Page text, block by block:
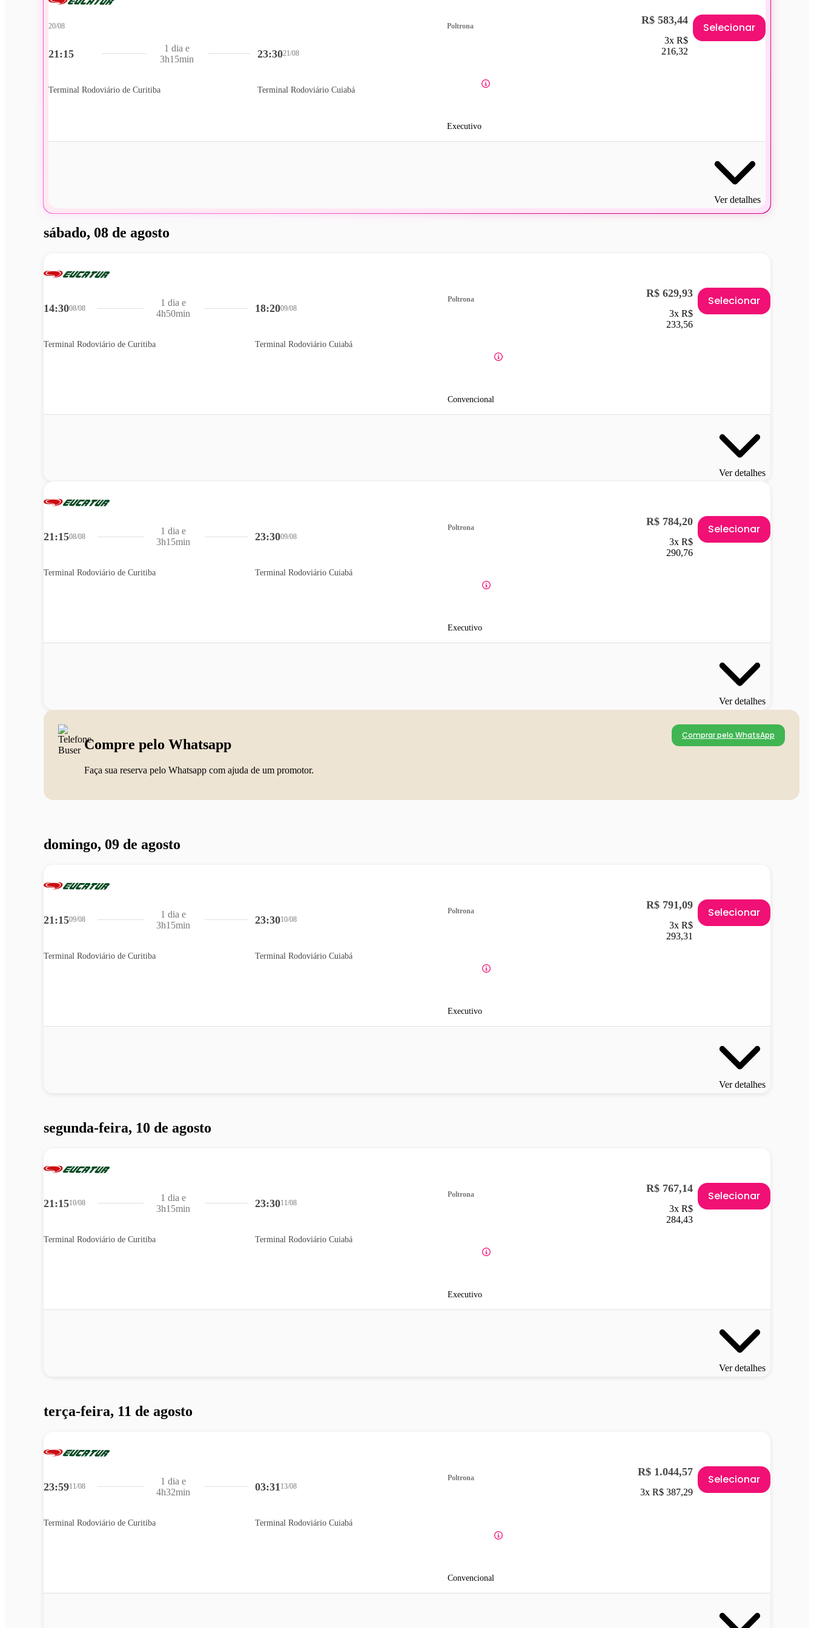
21:15
20/08
Terminal Rodoviário de Curitiba
23:3021/08
Terminal Rodoviário Cuiabá
1 dia e
3h15min
Poltrona
Executivo
R$ 583,44
3x R$
216,32
Selecionar
Ver detalhes
sábado, 08 de agosto
14:3008/08
Terminal Rodoviário de Curitiba
18:2009/08
Terminal Rodoviário Cuiabá
1 dia e
4h50min
Poltrona
Convencional
R$ 629,93
3x R$
233,56
Selecionar
Ver detalhes
21:1508/08
Terminal Rodoviário de Curitiba
23:3009/08
Terminal Rodoviário Cuiabá
1 dia e
3h15min
Poltrona
Executivo
R$ 784,20
3x R$
290,76
Selecionar
Ver detalhes
Compre pelo Whatsapp
Faça sua reserva pelo Whatsapp com ajuda de um promotor.
Comprar pelo WhatsApp
domingo, 09 de agosto
21:1509/08
Terminal Rodoviário de Curitiba
23:3010/08
Terminal Rodoviário Cuiabá
1 dia e
3h15min
Poltrona
Executivo
R$ 791,09
3x R$
293,31
Selecionar
Ver detalhes
segunda-feira, 10 de agosto
21:1510/08
Terminal Rodoviário de Curitiba
23:3011/08
Terminal Rodoviário Cuiabá
1 dia e
3h15min
Poltrona
Executivo
R$ 767,14
3x R$
284,43
Selecionar
Ver detalhes
terça-feira, 11 de agosto
23:5911/08
Terminal Rodoviário de Curitiba
03:31 13/08
Terminal Rodoviário Cuiabá
1 dia e
4h32min
Poltrona
Convencional
R$ 1.044,57
3x R$ 387,29
Selecionar